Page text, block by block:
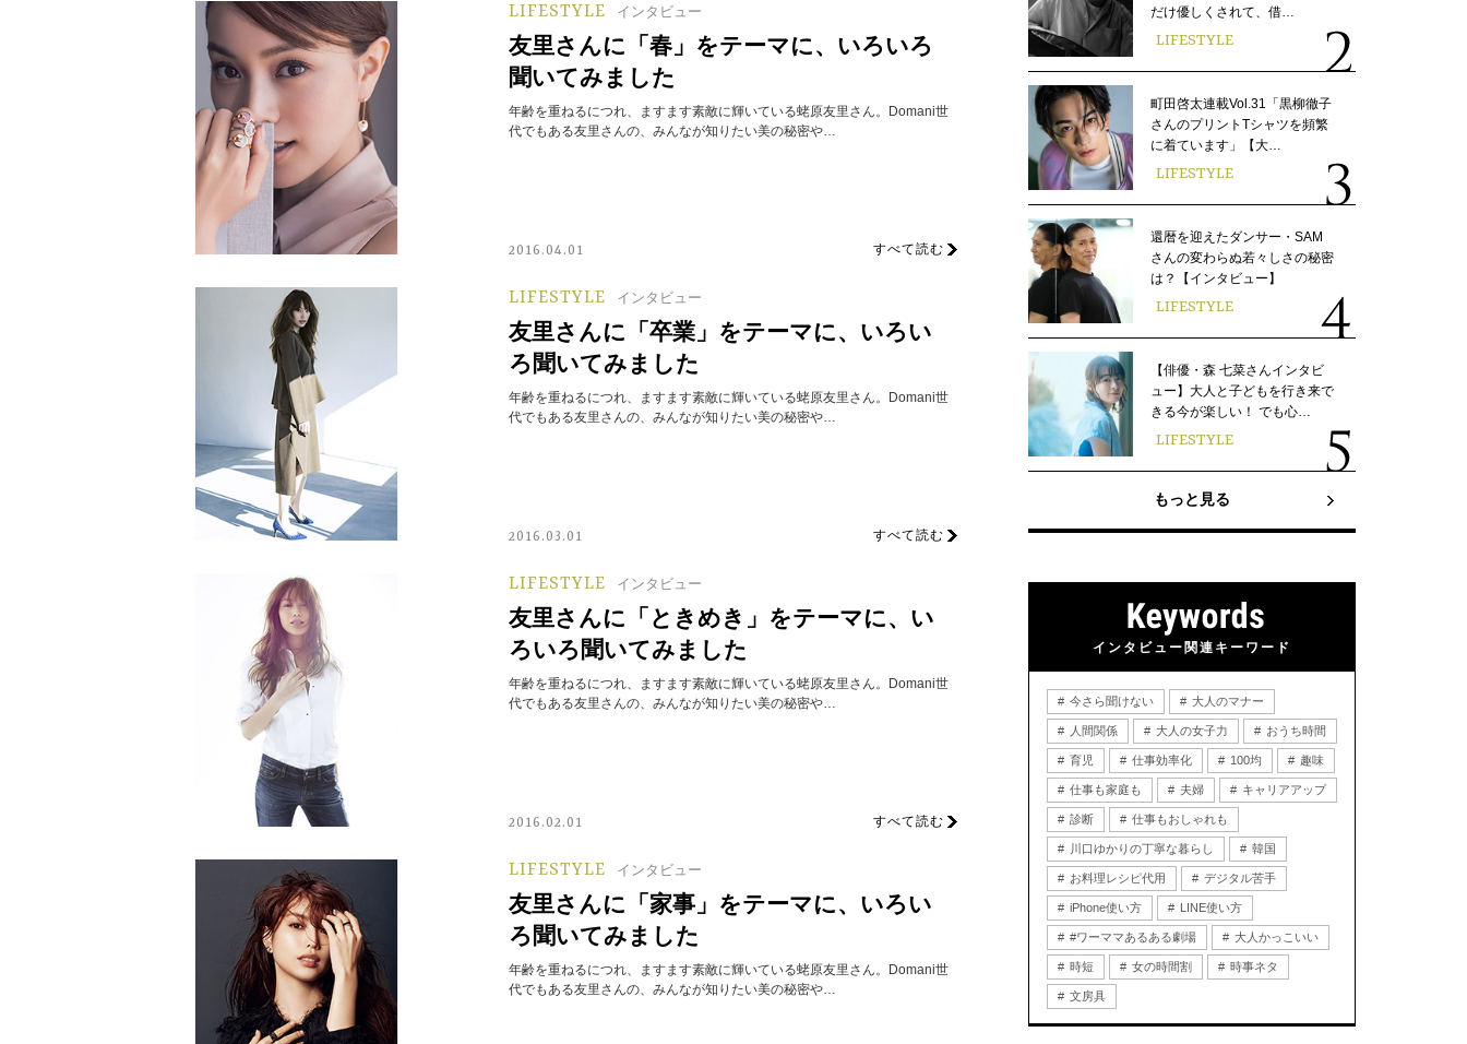
LIFESTYLE インタビュー
友里さんに「春」をテーマに、いろいろ
聞いてみました
年齢を重ねるにつれ、ますます素敵に輝いている蛯原友里さん。Domani世
代でもある友里さんの、みんなが知りたい美の秘密や…
2016.04.01 すべて読む
LIFESTYLE インタビュー
友里さんに「卒業」をテーマに、いろい
ろ聞いてみました
年齢を重ねるにつれ、ますます素敵に輝いている蛯原友里さん。Domani世
代でもある友里さんの、みんなが知りたい美の秘密や…
2016.03.01 すべて読む
LIFESTYLE インタビュー
友里さんに「ときめき」をテーマに、い
ろいろ聞いてみました
年齢を重ねるにつれ、ますます素敵に輝いている蛯原友里さん。Domani世
代でもある友里さんの、みんなが知りたい美の秘密や…
2016.02.01 すべて読む
LIFESTYLE インタビュー
友里さんに「家事」をテーマに、いろい
ろ聞いてみました
年齢を重ねるにつれ、ますます素敵に輝いている蛯原友里さん。Domani世
代でもある友里さんの、みんなが知りたい美の秘密や…
だけ優しくされて、借…
LIFESTYLE
町田啓太連載Vol.31「黒柳徹子
さんのプリントTシャツを頻繁
に着ています」【大…
LIFESTYLE
還暦を迎えたダンサー・SAM
さんの変わらぬ若々しさの秘密
は？【インタビュー】
LIFESTYLE
【俳優・森 七菜さんインタビ
ュー】大人と子どもを行き来で
きる今が楽しい！ でも心…
LIFESTYLE
もっと見る
インタビュー関連キーワード
今さら聞けない 大人のマナー
人間関係 大人の女子力 おうち時間
育児 仕事効率化 100均 趣味
仕事も家庭も 夫婦 キャリアアップ
診断 仕事もおしゃれも
川口ゆかりの丁寧な暮らし 韓国
お料理レシピ代用 デジタル苦手
iPhone使い方 LINE使い方
#ワーママあるある劇場 大人かっこいい
時短 女の時間割 時事ネタ
文房具